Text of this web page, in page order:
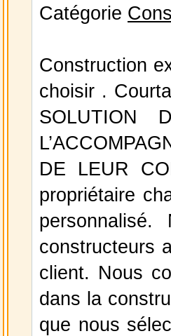
Catégorie
Construction
choisir .
SOLUTION
DE LEUR
propriétaire
constructeurs
client. Nous
dans la
que nous